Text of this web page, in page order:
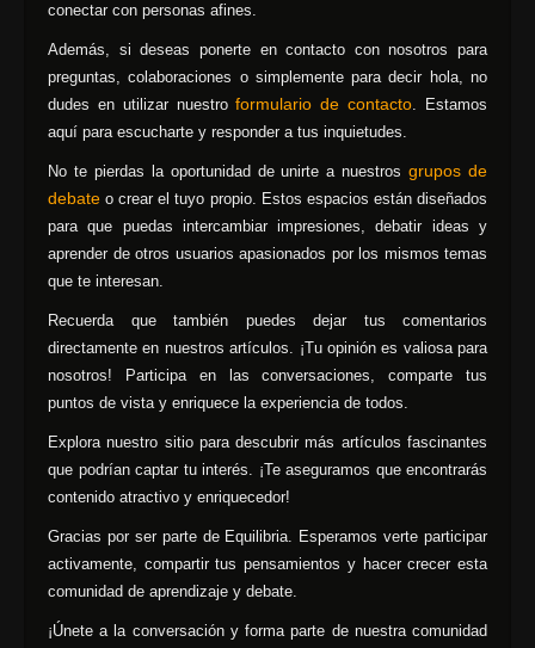
conectar con personas afines.
Además, si deseas ponerte en contacto con nosotros para
preguntas, colaboraciones o simplemente para decir hola, no
dudes en utilizar nuestroformulario de contacto. Estamos
aquí para escucharte y responder a tus inquietudes.
No te pierdas la oportunidad de unirte a nuestrosgrupos de
debate o crear el tuyo propio. Estos espacios están diseñados
para que puedas intercambiar impresiones, debatir ideas y
aprender de otros usuarios apasionados por los mismos temas
que te interesan.
Recuerda que también puedes dejar tus comentarios
directamente en nuestros artículos. ¡Tu opinión es valiosa para
nosotros! Participa en las conversaciones, comparte tus
puntos de vista y enriquece la experiencia de todos.
Explora nuestro sitio para descubrir más artículos fascinantes
que podrían captar tu interés. ¡Te aseguramos que encontrarás
contenido atractivo y enriquecedor!
Gracias por ser parte de Equilibria. Esperamos verte participar
activamente, compartir tus pensamientos y hacer crecer esta
comunidad de aprendizaje y debate.
¡Únete a la conversación y forma parte de nuestra comunidad